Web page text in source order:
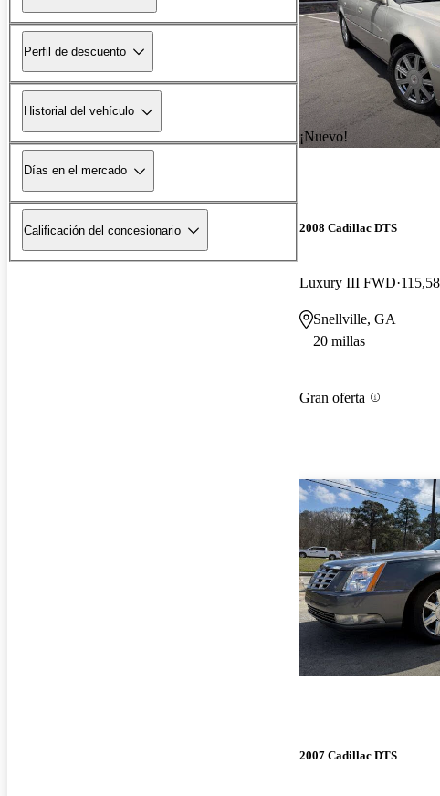
Perfil de descuento
Historial del vehículo
Días en el mercado
Calificación del concesionario
¡Nuevo!
2008 Cadillac DTS
Luxury III FWD
Snellville, GA
20 millas
Gran oferta
2007 Cadillac DTS